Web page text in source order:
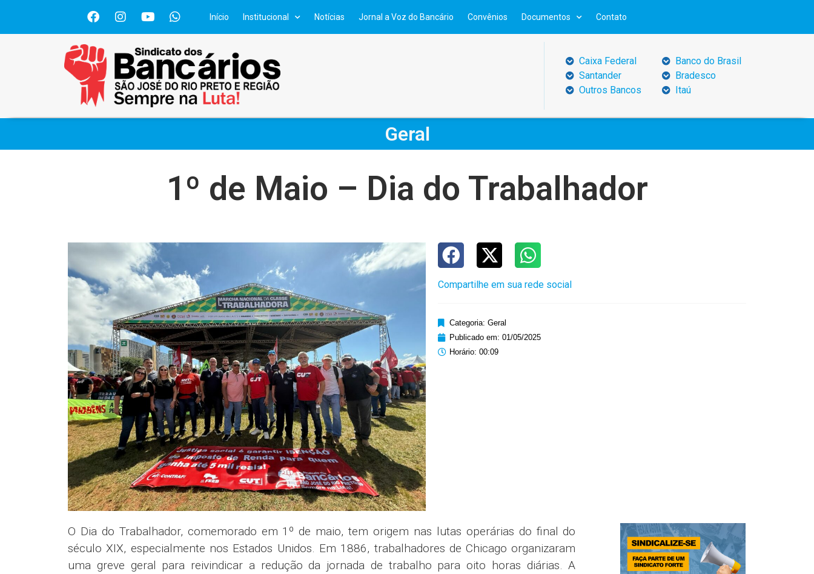
Início Institucional Notícias Jornal a Voz do Bancário Convênios Documentos Contato
Caixa Federal
Santander
Outros Bancos
Banco do Brasil
Bradesco
Itaú
Geral
1º de Maio – Dia do Trabalhador
Compartilhe em sua rede social
Categoria: Geral
Publicado em: 01/05/2025
Horário: 00:09
O Dia do Trabalhador, comemorado em 1º de maio, tem origem nas lutas operárias do final do
século XIX, especialmente nos Estados Unidos. Em 1886, trabalhadores de Chicago organizaram
uma greve geral para reivindicar a redução da jornada de trabalho para oito horas diárias. A